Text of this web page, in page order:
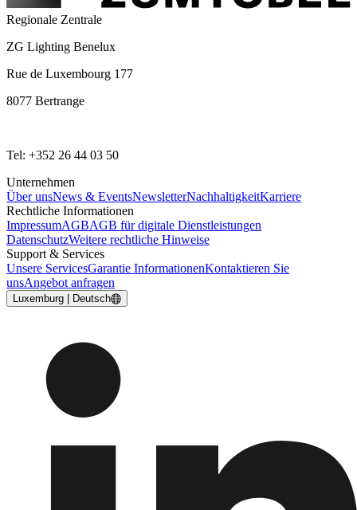
Regionale Zentrale
ZG Lighting Benelux
Rue de Luxembourg 177
8077 Bertrange
Tel: +352 26 44 03 50
Unternehmen
Über unsNews & EventsNewsletterNachhaltigkeitKarriere
Rechtliche Informationen
ImpressumAGBAGB für digitale Dienstleistungen
DatenschutzWeitere rechtliche Hinweise
Support & Services
Unsere ServicesGarantie InformationenKontaktieren Sie
unsAngebot anfragen
Luxemburg | Deutsch